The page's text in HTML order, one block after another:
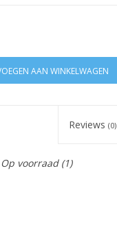
AAN WINKELWAGEN
Reviews (0)
Op voorraad(1)